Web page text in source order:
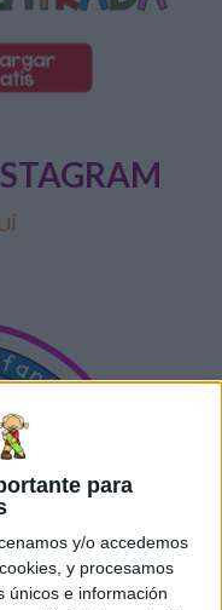
para
y/o accedemos
y procesamos
únicos e información